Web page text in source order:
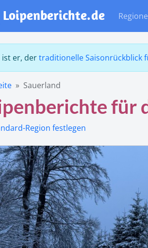
ist er, dertraditionelle Saisonrückblick
Sauerland
für
Region festlegen